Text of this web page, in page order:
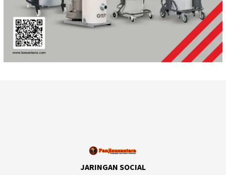
JARINGAN SOCIAL